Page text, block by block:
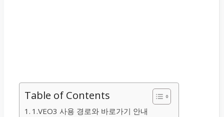
Table of Contents
1.VEO3 사용 경로와 바로가기 안내